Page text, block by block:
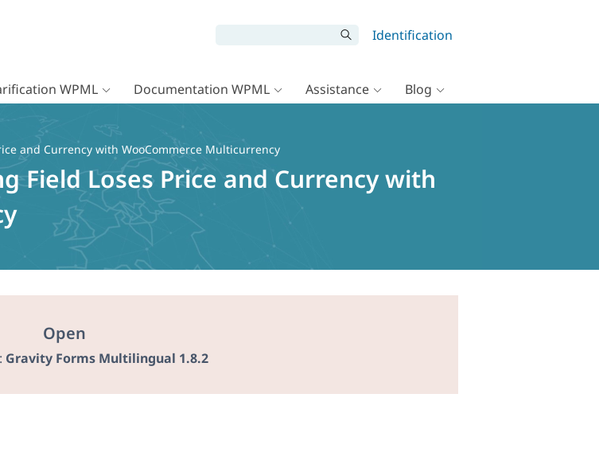
Identification
WPML Documentation WPML Assistance Blog
and Currency with WooCommerce Multicurrency
Field Loses Price and Currency with
Open
Gravity Forms Multilingual 1.8.2